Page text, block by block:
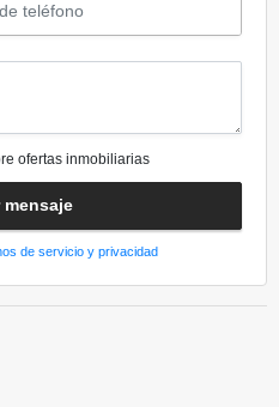
ofertas inmobiliarias
mensaje
de servicio y privacidad